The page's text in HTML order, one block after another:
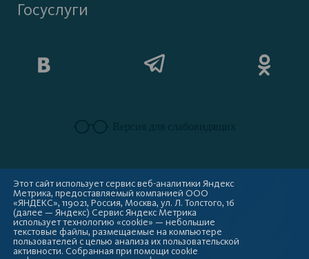
Госуслуги
Этот сайт использует сервис веб-аналитики Яндекс
Метрика, предоставляемый компанией ООО
«ЯНДЕКС», 119021, Россия, Москва, ул. Л. Толстого, 16
(далее — Яндекс) Сервис Яндекс Метрика
использует технологию «cookie» — небольшие
текстовые файлы, размещаемые на компьютере
пользователей с целью анализа их пользовательской
активности. Собранная при помощи cookie